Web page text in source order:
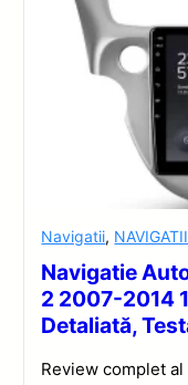
Navigatii,
Navigatie
2 2007-2014
Detaliată,
Review complet